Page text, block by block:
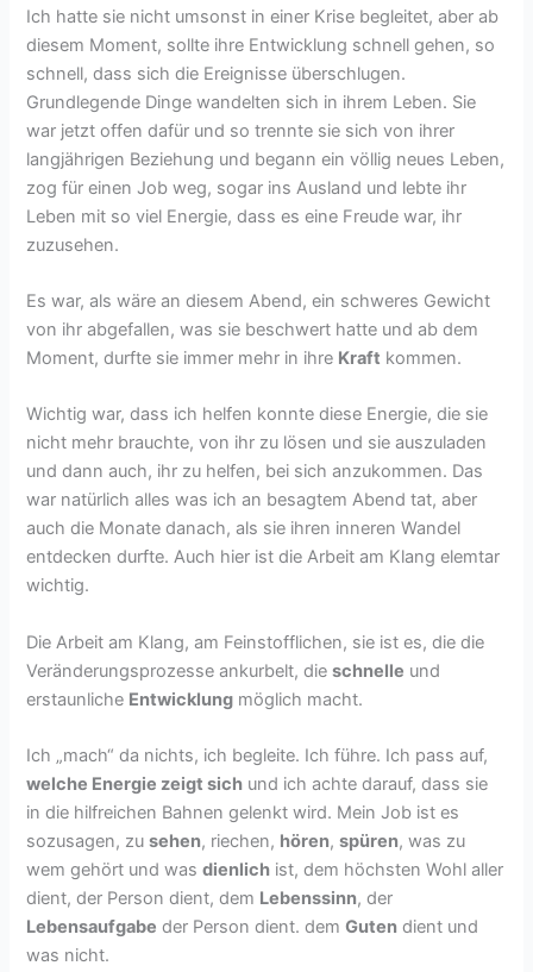
Ich hatte sie nicht umsonst in einer Krise begleitet, aber ab
diesem Moment, sollte ihre Entwicklung schnell gehen, so
schnell, dass sich die Ereignisse überschlugen.
Grundlegende Dinge wandelten sich in ihrem Leben. Sie
war jetzt offen dafür und so trennte sie sich von ihrer
langjährigen Beziehung und begann ein völlig neues Leben,
zog für einen Job weg, sogar ins Ausland und lebte ihr
Leben mit so viel Energie, dass es eine Freude war, ihr
zuzusehen.
Es war, als wäre an diesem Abend, ein schweres Gewicht
von ihr abgefallen, was sie beschwert hatte und ab dem
Moment, durfte sie immer mehr in ihre Kraft kommen.
Wichtig war, dass ich helfen konnte diese Energie, die sie
nicht mehr brauchte, von ihr zu lösen und sie auszuladen
und dann auch, ihr zu helfen, bei sich anzukommen. Das
war natürlich alles was ich an besagtem Abend tat, aber
auch die Monate danach, als sie ihren inneren Wandel
entdecken durfte. Auch hier ist die Arbeit am Klang elemtar
wichtig.
Die Arbeit am Klang, am Feinstofflichen, sie ist es, die die
Veränderungsprozesse ankurbelt, dieschnelle und
erstaunliche Entwicklung möglich macht.
Ich „mach“ da nichts, ich begleite. Ich führe. Ich pass auf,
welche Energie zeigt sich und ich achte darauf, dass sie
in die hilfreichen Bahnen gelenkt wird. Mein Job ist es
sozusagen, zusehen, riechen, hören,spüren, was zu
wem gehört und wasdienlich ist, dem höchsten Wohl aller
dient, der Person dient, dem Lebenssinn, der
Lebensaufgabe der Person dient. demGuten dient und
was nicht.